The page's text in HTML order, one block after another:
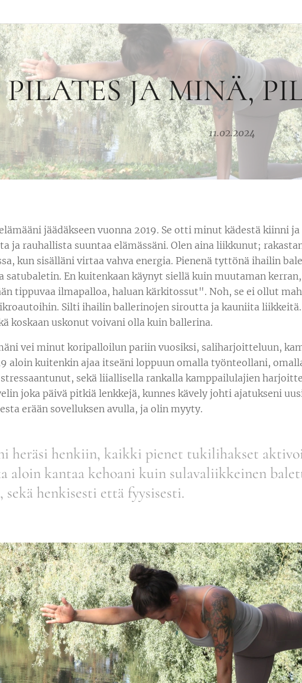
PILATES JA MINÄ,
11.02.2024
jäädäkseen vuonna 2019. Se otti minut kädestä kiinni
ja rauhallista suuntaa elämässäni. Olen aina liikkunut;
kun sisälläni virtaa vahva energia. Pienenä tyttönä ihailin
satubaletin. En kuitenkaan käynyt siellä kuin muutaman
tippuvaa ilmapalloa, haluan kärkitossut". Noh, se ei ollut
Silti ihailin ballerinojen siroutta ja kauniita
koskaan uskonut voivani olla kuin ballerina.
vei minut koripalloilun pariin vuosiksi, saliharjoitteluun,
aloin kuitenkin ajaa itseäni loppuun omalla työnteollani,
sekä liiallisella rankalla kamppailulajien
joka päivä pitkiä lenkkejä, kunnes kävely johti ajatukseni
erään sovelluksen avulla, ja olin myyty.
heräsi henkiin, kaikki pienet tukilihakset
aloin kantaa kehoani kuin sulavaliikkeinen
sekä henkisesti että fyysisesti.